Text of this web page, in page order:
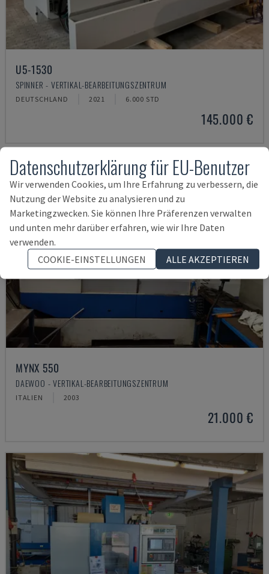
U5-1530
SPINNER - VERTIKAL-BEARBEITUNGSZENTRUM
DEUTSCHLAND 2021 6.000 STD
145.000 €
MYNX 550
DAEWOO - VERTIKAL-BEARBEITUNGSZENTRUM
ITALIEN 2003
21.000 €
Datenschutzerklärung für EU-Benutzer
Wir verwenden Cookies, um Ihre Erfahrung zu verbessern, die
Nutzung der Website zu analysieren und zu
Marketingzwecken. Sie können Ihre Präferenzen verwalten
und unten mehr darüber erfahren, wie wir Ihre Daten
verwenden.
COOKIE-EINSTELLUNGEN
ALLE AKZEPTIEREN